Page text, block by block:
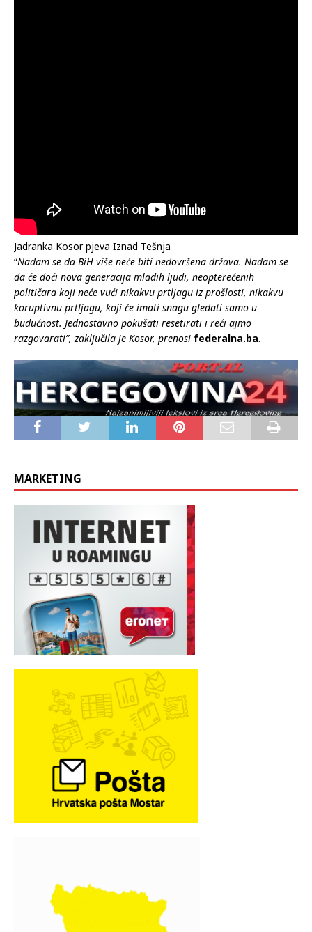
Jadranka Kosor pjeva Iznad Tešnja
“Nadam se da BiH više neće biti nedovršena država. Nadam se
da će doći nova generacija mladih ljudi, neopterećenih
političara koji neće vući nikakvu prtljagu iz prošlosti, nikakvu
koruptivnu prtljagu, koji će imati snagu gledati samo u
budućnost. Jednostavno pokušati resetirati i reći ajmo
razgovarati”, zaključila je Kosor, prenosi federalna.ba.
MARKETING